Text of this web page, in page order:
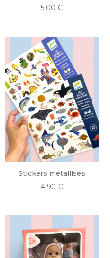
5.00€
Stickers métallisés
4.90 €